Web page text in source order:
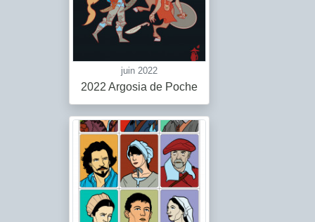
juin 2022
2022 Argosia de Poche